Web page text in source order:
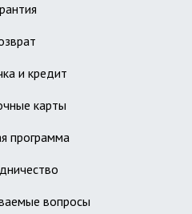
и кредит
карты
программа
вопросы